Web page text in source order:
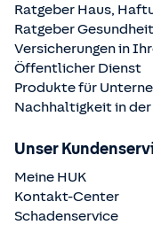
Ratgeber Haus,
Ratgeber
Versicherungen in
Öffentlicher Dienst
Produkte für
Nachhaltigkeit in der
Unser
Meine HUK
Kontakt-Center
Schadenservice